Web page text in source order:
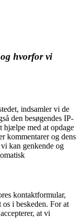
hvorfor vi
indsamler vi de
den besøgendes IP-
hjælpe med at opdage
kommentarer og dens
kan genkende og
kontaktformular,
i beskeden. For at
at vi